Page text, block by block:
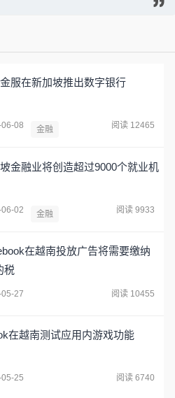
服在新加坡推出数字银行
08 金融 阅读 12465
金融业将创造超过9000个就业机
02 金融 阅读 9933
在越南投放广告将需要缴纳
税
27 阅读 10455
在越南测试应用内游戏功能
25 阅读 6740